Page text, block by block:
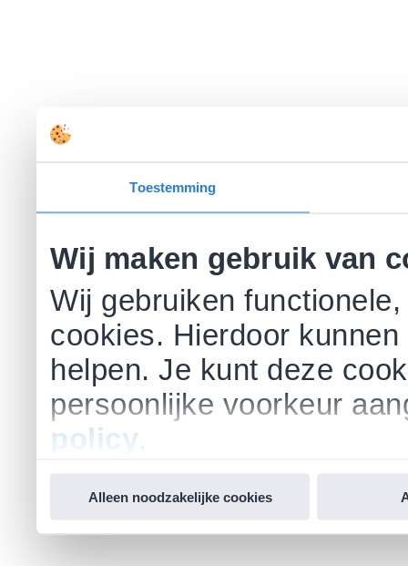
Toestemming
Wij maken gebruik van
Wij gebruiken
cookies. Hierdoor
helpen. Je kunt deze
persoonlijke voorkeur
policy
Alleen noodzakelijke cookies